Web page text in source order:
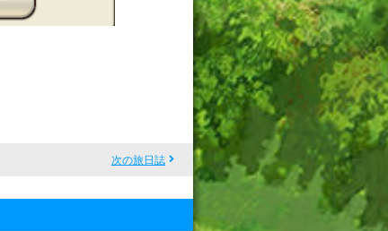
次の旅日誌